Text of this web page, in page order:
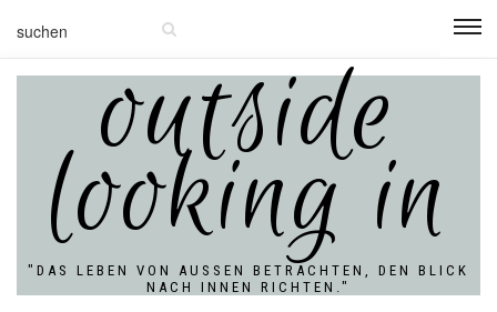
outside
looking in
"DAS LEBEN VON AUSSEN BETRACHTEN, DEN BLICK N
ACH INNEN RICHTEN."